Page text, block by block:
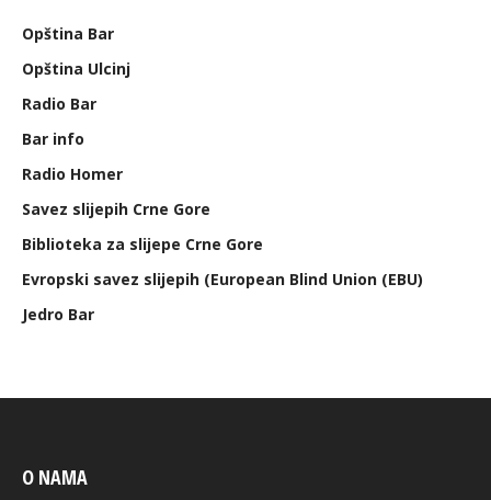
Opština Bar
Opština Ulcinj
Radio Bar
Bar info
Radio Homer
Savez slijepih Crne Gore
Biblioteka za slijepe Crne Gore
Evropski savez slijepih (European Blind Union (EBU)
Jedro Bar
O NAMA